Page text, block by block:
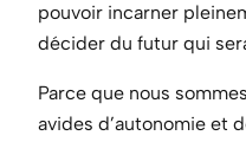
pouvoir incarner
décider du futur qui
Parce que nous
avides d’autonomie et